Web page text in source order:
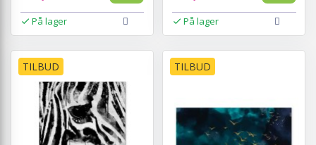
På lager På lager
TILBUD TILBUD